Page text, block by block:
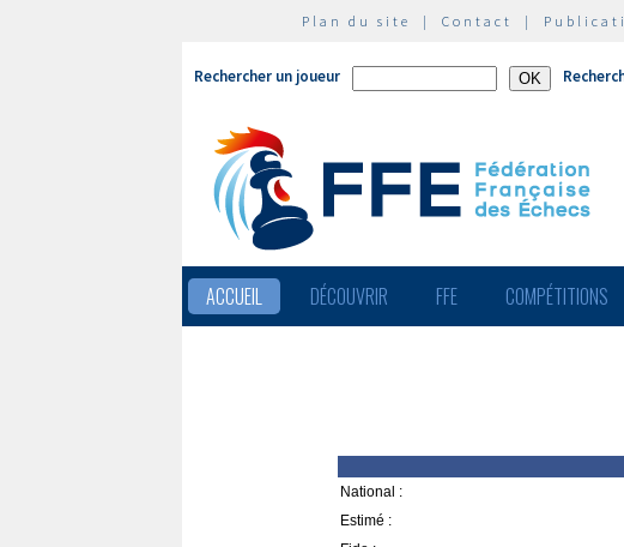
Plan du site | Contact |
Rechercher un joueur
ACCUEIL DÉCOUVRIR FFE COMPÉTITIONS
National :
Estimé :